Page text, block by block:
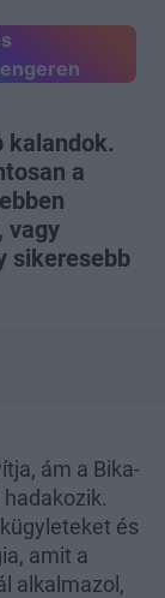
kalandok.
a
vagy
sikeresebb
ám a Bika-
és
amit a
alkalmazol,